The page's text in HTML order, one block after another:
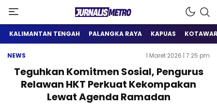
Jurnalis Metro
Satu Wadah Informasi
KALIMANTAN TENGAH PALANGKA RAYA KAPUAS
NEWS 1 Maret 2026 | 7:25 pm
Teguhkan Komitmen Sosial, Pengurus
Relawan HKT Perkuat Kekompakan
Lewat Agenda Ramadan